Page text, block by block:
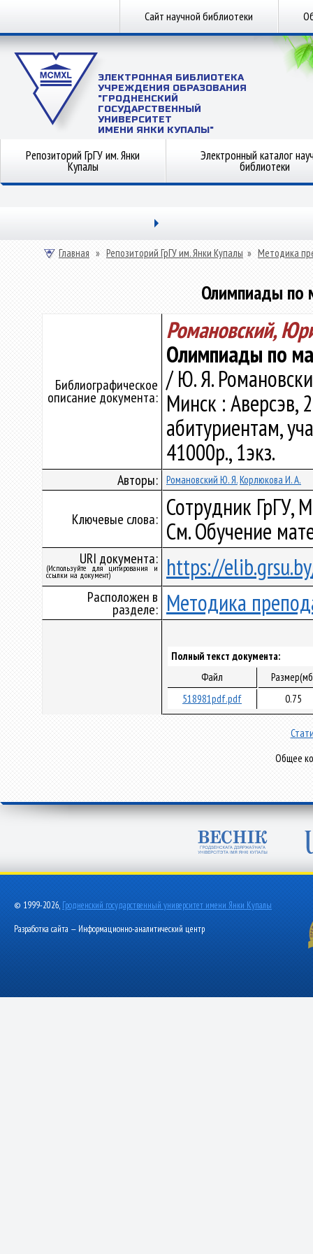
Сайт научной библиотеки
ЭЛЕКТРОННАЯ БИБЛИОТЕКА
УЧРЕЖДЕНИЯ ОБРАЗОВАНИЯ
"ГРОДНЕНСКИЙ
ГОСУДАРСТВЕННЫЙ
УНИВЕРСИТЕТ
ИМЕНИ ЯНКИ КУПАЛЫ"
Репозиторий ГрГУ им. Янки
Купалы
Электронный каталог
библиотеки
Главная » Репозиторий ГрГУ им. Янки Купалы » Методика
Олимпиады по
Библиографическое
описание документа:
Романовский,
Олимпиады по
/ Ю. Я.
Минск : Аверсэв,
абитуриентам,
41000р., 1экз.
Авторы: Романовский Ю. Я.Корлюкова И. А.
Ключевые слова: Сотрудник ГрГУ,
См. Обучение
URI документа:
(Используйте для цитирования и
ссылки на документ) https://
Расположен в
разделе: Методика
Полный текст документа:
Файл
518981pdf.pdf
0.75
Общее
© 1999-2026, Гродненский государственный университет имени Янки Купалы
Разработка сайта — Информационно-аналитический центр